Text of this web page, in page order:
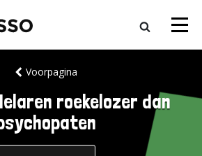
Voorpagina
roekelozer dan